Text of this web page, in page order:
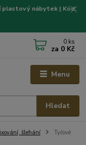
plastový nábytek | Kód:
Menu
Hledat
0 ks
za 0 Kč
šlehání
Tyčové